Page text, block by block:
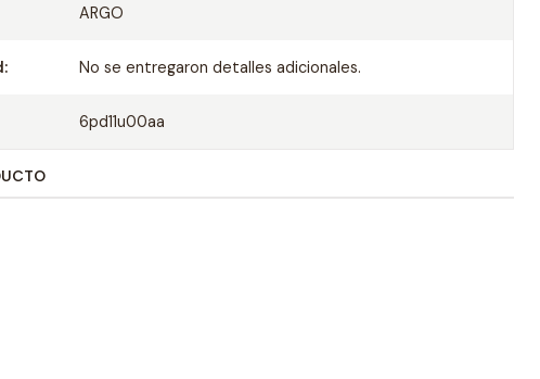
ARGO
No se entregaron detalles adicionales.
6pd11u00aa